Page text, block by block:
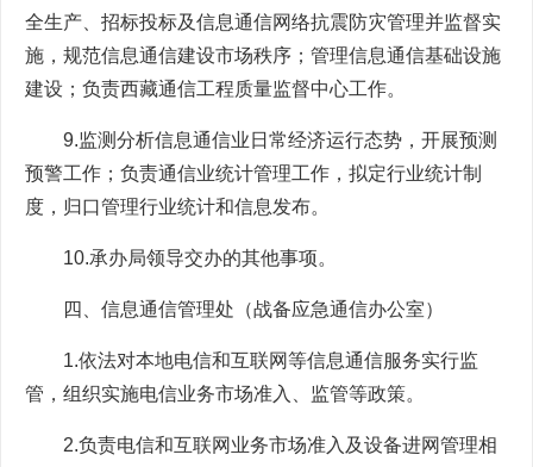
全生产、招标投标及信息通信网络抗震防灾管理并监督实
施，规范信息通信建设市场秩序；管理信息通信基础设施
建设；负责西藏通信工程质量监督中心工作。
9.监测分析信息通信业日常经济运行态势，开展预测
预警工作；负责通信业统计管理工作，拟定行业统计制
度，归口管理行业统计和信息发布。
10.承办局领导交办的其他事项。
四、信息通信管理处（战备应急通信办公室）
1.依法对本地电信和互联网等信息通信服务实行监
管，组织实施电信业务市场准入、监管等政策。
2.负责电信和互联网业务市场准入及设备进网管理相